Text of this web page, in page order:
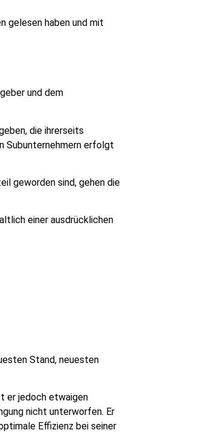
gelesen haben und mit
und dem
die ihrerseits
Subunternehmern erfolgt
geworden sind, gehen die
einer ausdrücklichen
Stand, neuesten
er jedoch etwaigen
nicht unterworfen. Er
Effizienz bei seiner